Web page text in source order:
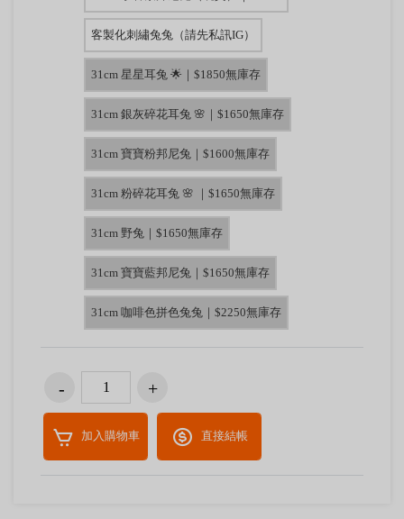
客製化刺繡兔兔（請先私訊IG）
31cm 星星耳兔 🌟｜$1850無庫存
31cm 銀灰碎花耳兔 🌸｜$1650無庫存
31cm 寶寶粉邦尼兔｜$1600無庫存
31cm 粉碎花耳兔 🌸 ｜$1650無庫存
31cm 野兔｜$1650無庫存
31cm 寶寶藍邦尼兔｜$1650無庫存
31cm 咖啡色拼色兔兔｜$2250無庫存
加入購物車 直接結帳